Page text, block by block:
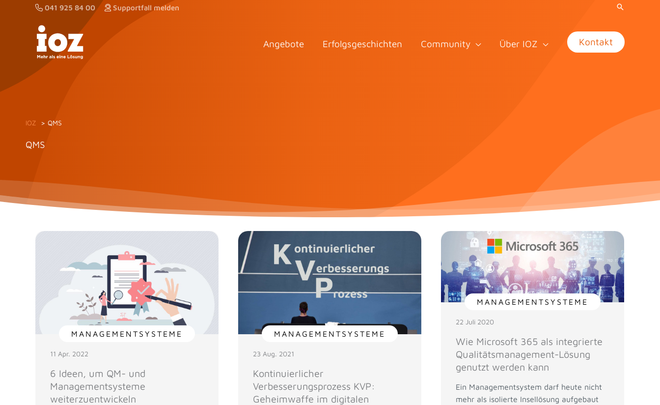
041 925 84 00 Supportfall melden
Angebote Erfolgsgeschichten Community Über IOZ Kontakt
IOZ QMS
QMS
MANAGEMENTSYSTEME
11 Apr. 2022
6 Ideen, um QM- und
Managementsysteme
weiterzuentwickeln
MANAGEMENTSYSTEME
23 Aug. 2021
Kontinuierlicher
Verbesserungsprozess KVP:
Geheimwaffe im digitalen
MANAGEMENTSYSTEME
22 Juli 2020
Wie Microsoft 365 als integrierte
Qualitätsmanagement-Lösung
genutzt werden kann
Ein Managementsystem darf heute nicht
mehr als isolierte Insellösung aufgebaut